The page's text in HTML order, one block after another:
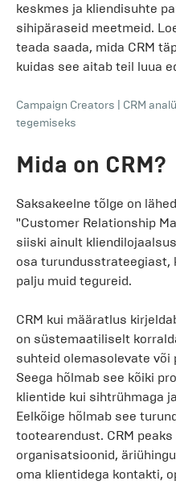
keskmes ja kliendisuhte
sihipäraseid meetmeid.
teada saada, mida CRM
kuidas see aitab teil luua
Campaign Creators
CRM
tegemiseks
Mida on CRM?
Saksakeelne tõlge on
"Customer Relationship
siiski ainult
osa turundusstrateegiast,
palju muid tegureid.
CRM kui määratlus
on süstemaatiliselt
suhteid olemasolevate
Seega hõlmab see kõiki
klientide kui sihtrühmaga
Eelkõige hõlmab see
tootearendust. CRM
organisatsioonid,
oma klientidega kontakti,